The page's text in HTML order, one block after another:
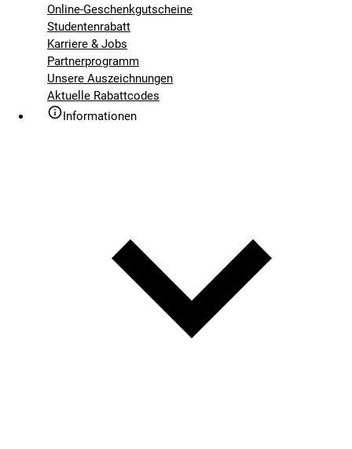
Online-Geschenkgutscheine
Studentenrabatt
Karriere & Jobs
Partnerprogramm
Unsere Auszeichnungen
Aktuelle Rabattcodes
Informationen